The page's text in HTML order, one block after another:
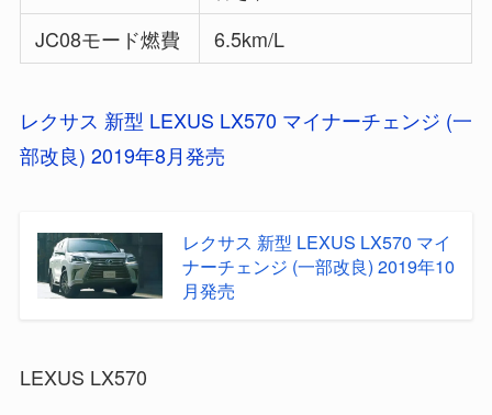
JC08モード燃費
6.5km/L
レクサス 新型 LEXUS LX570 マイナーチェンジ (一
部改良) 2019年8月発売
レクサス 新型 LEXUS LX570 マイ
ナーチェンジ (一部改良) 2019年10
月発売
LEXUS LX570